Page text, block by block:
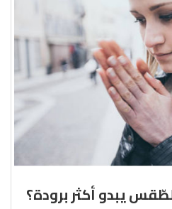
يبدو أكثر برودة؟